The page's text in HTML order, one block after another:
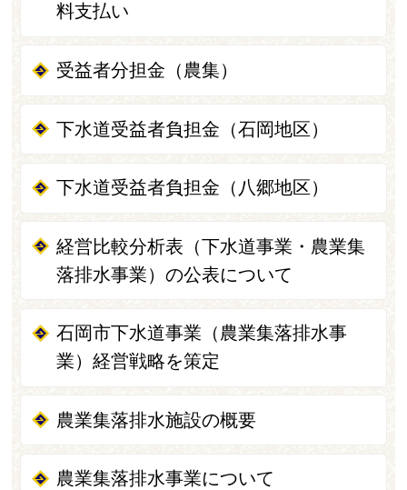
料支払い
受益者分担金（農集）
下水道受益者負担金（石岡地区）
下水道受益者負担金（八郷地区）
経営比較分析表（下水道事業・農業集
落排水事業）の公表について
石岡市下水道事業（農業集落排水事
業）経営戦略を策定
農業集落排水施設の概要
農業集落排水事業について